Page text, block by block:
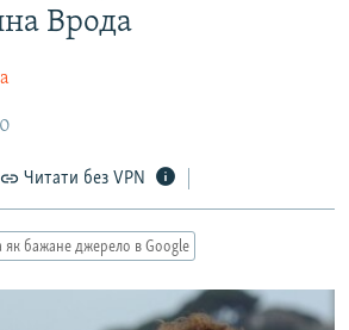
Врода
Читати без VPN
бажане джерело в Google